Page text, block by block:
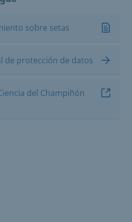
sobre setas
de protección de datos
del Champiñón